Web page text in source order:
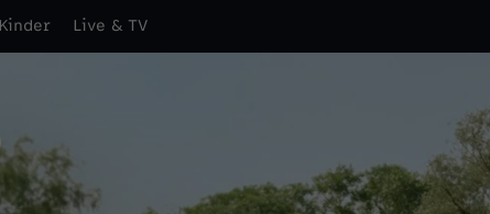
Kinder Live & TV